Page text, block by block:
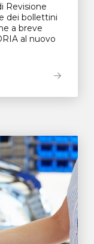
Revisione
dei bollettini
a breve
al nuovo